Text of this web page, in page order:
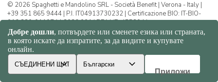
© 2026 Spaghetti e Mandolino SRL - Società Benefit | Verona - Italy |
+39 351 865 9444 | P.I. IT04913730232 | Certificazione BIO: IT-BIO-
016.380-0110744.2026.001 | REA VR-455804 |
Политика за конфиденциалност и
бисквитки
Sitemap